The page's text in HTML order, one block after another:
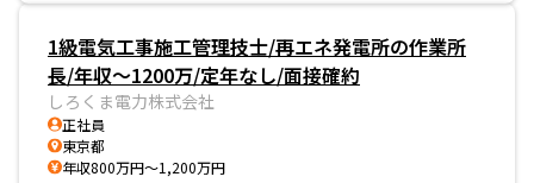
1級電気工事施工管理技士/再エネ発電所の作業所
長/年収〜1200万/定年なし/面接確約
しろくま電力株式会社
正社員
東京都
年収800万円～1,200万円